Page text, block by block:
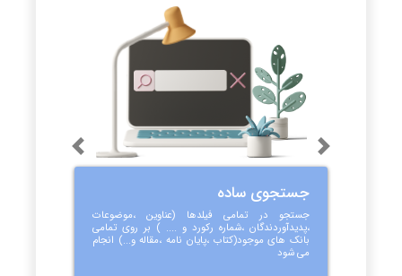
جستجوی ساده
جستجو در تمامی فیلدها (عناوین ،موضوعات
،پدیدآوردندگان ،شماره رکورد و .... ) بر روی تمامی
بانک های موجود(کتاب ،پایان نامه ،مقاله و...) انجام
می شود
Previous Next